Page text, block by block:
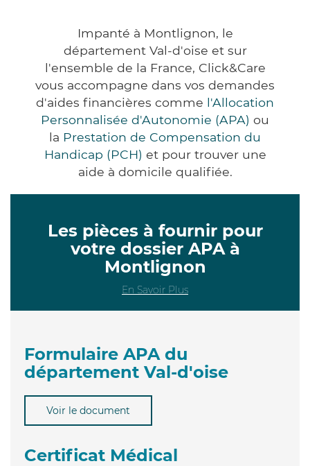
Impanté à Montlignon, le
département Val-d'oise et sur
l'ensemble de la France, Click&Care
vous accompagne dans vos demandes
d'aides financières comme l'Allocation
Personnalisée d'Autonomie (APA) ou
la Prestation de Compensation du
Handicap (PCH) et pour trouver une
aide à domicile qualifiée.
Les pièces à fournir pour
votre dossier APA à
Montlignon
En Savoir Plus
Formulaire APA du
département Val-d'oise
Voir le document
Certificat Médical